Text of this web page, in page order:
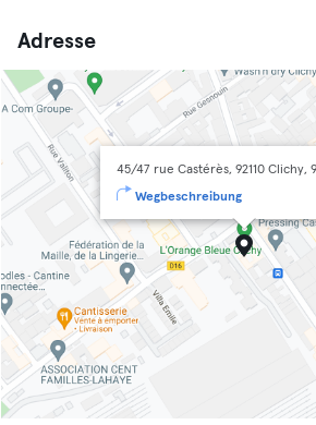
Adresse
45/47 rue Castérès, 92110 Clichy,
Wegbeschreibung